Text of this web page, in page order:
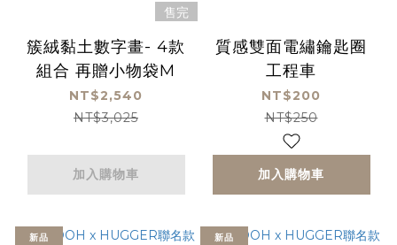
售完
簇絨黏土數字畫- 4款
組合 再贈小物袋M
NT$2,540
NT$3,025
加入購物車
質感雙面電繡鑰匙圈
工程車
NT$200
NT$250
加入購物車
新品 新品